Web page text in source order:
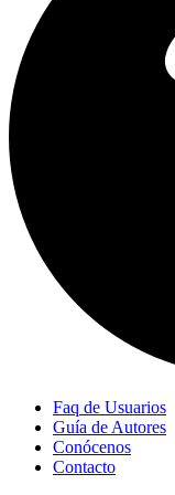
Faq de Usuarios
Guía de Autores
Conócenos
Contacto